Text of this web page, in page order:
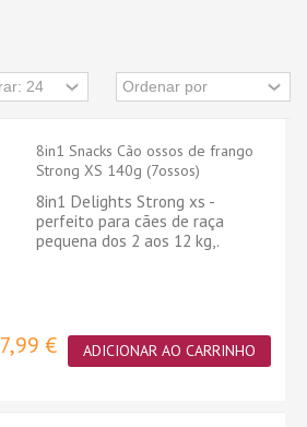
8in1 Snacks Cão ossos de frango
Strong XS 140g (7ossos)
8in1 Delights Strong xs -
perfeito para cães de raça
pequena dos 2 aos 12 kg,.
7,99 € ADICIONAR AO CARRINHO